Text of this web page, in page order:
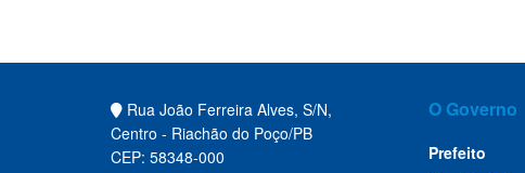
Rua João Ferreira Alves, S/N,
Centro - Riachão do Poço/PB
CEP: 58348-000
O Governo
Prefeito